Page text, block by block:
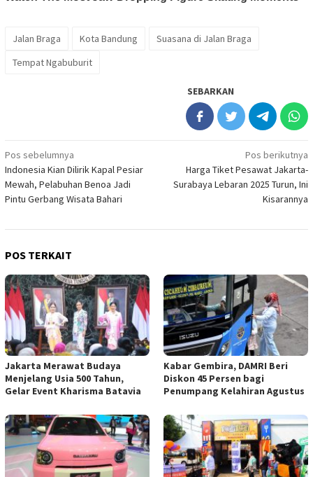
Jalan Braga Kota Bandung
Suasana di Jalan Braga
Tempat Ngabuburit
SEBARKAN
Navigasi
pos
Pos sebelumnya
Indonesia Kian Dilirik Kapal Pesiar
Mewah, Pelabuhan Benoa Jadi
Pintu Gerbang Wisata Bahari
Pos berikutnya
Harga Tiket Pesawat Jakarta-
Surabaya Lebaran 2025 Turun, Ini
Kisarannya
POS TERKAIT
Jakarta Merawat Budaya
Menjelang Usia 500 Tahun,
Gelar Event Kharisma Batavia
Kabar Gembira, DAMRI Beri
Diskon 45 Persen bagi
Penumpang Kelahiran Agustus